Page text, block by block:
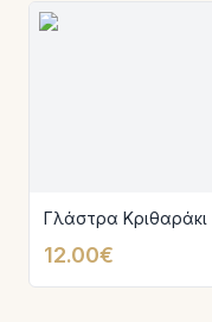
Γλάστρα
12.00€